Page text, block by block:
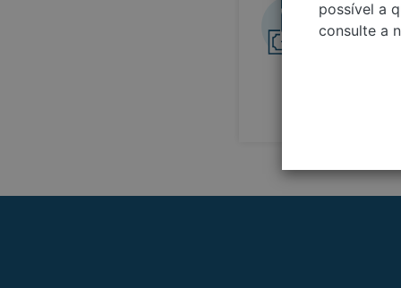
possível a
consulte a
Como o